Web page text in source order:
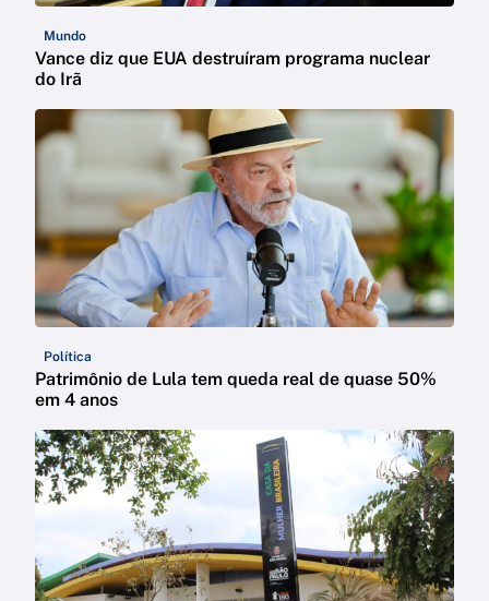
Mundo
Vance diz que EUA destruíram programa nuclear
do Irã
Política
Patrimônio de Lula tem queda real de quase 50%
em 4 anos